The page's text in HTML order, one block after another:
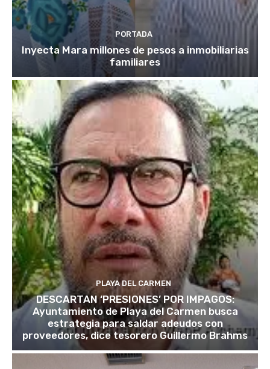
PORTADA
Inyecta Mara millones de pesos a inmobiliarias
familiares
PLAYA DEL CARMEN
DESCARTAN ‘PRESIONES’ POR IMPAGOS:
Ayuntamiento de Playa del Carmen busca
estrategia para saldar adeudos con
proveedores, dice tesorero Guillermo Brahms